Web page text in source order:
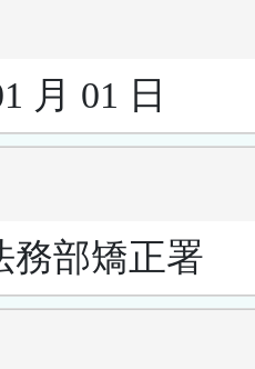
月 01 日
務部矯正署